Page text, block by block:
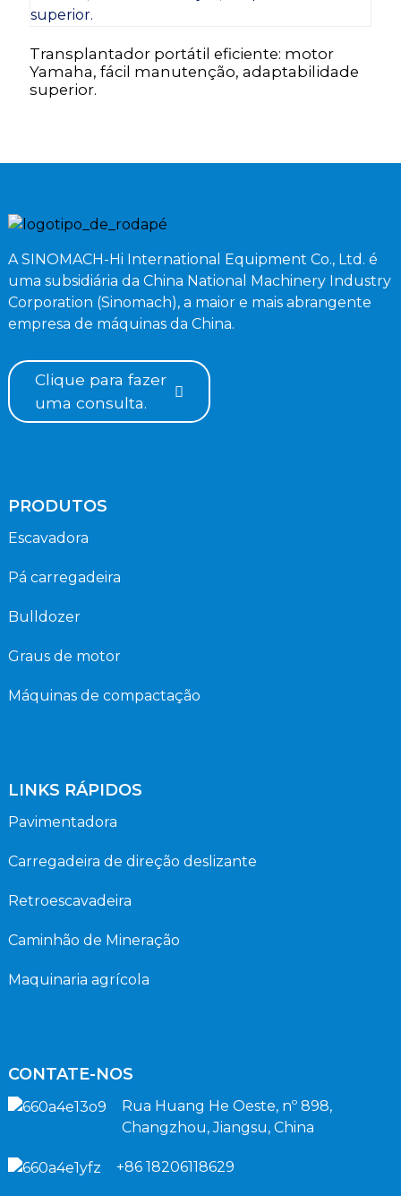
Transplantador portátil eficiente: motor
Yamaha, fácil manutenção, adaptabilidade
superior.
A SINOMACH-Hi International Equipment Co., Ltd. é
uma subsidiária da China National Machinery Industry
Corporation (Sinomach), a maior e mais abrangente
empresa de máquinas da China.
Clique para fazer
uma consulta.
PRODUTOS
Escavadora
Pá carregadeira
Bulldozer
Graus de motor
Máquinas de compactação
LINKS RÁPIDOS
Pavimentadora
Carregadeira de direção deslizante
Retroescavadeira
Caminhão de Mineração
Maquinaria agrícola
CONTATE-NOS
Rua Huang He Oeste, nº 898,
Changzhou, Jiangsu, China
+86 18206118629